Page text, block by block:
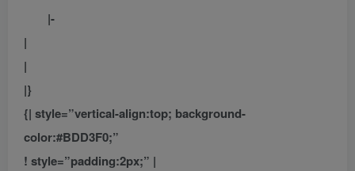
|-
|
|
|}
{| style=”vertical-align:top; background-
color:#BDD3F0;”
! style=”padding:2px;” |